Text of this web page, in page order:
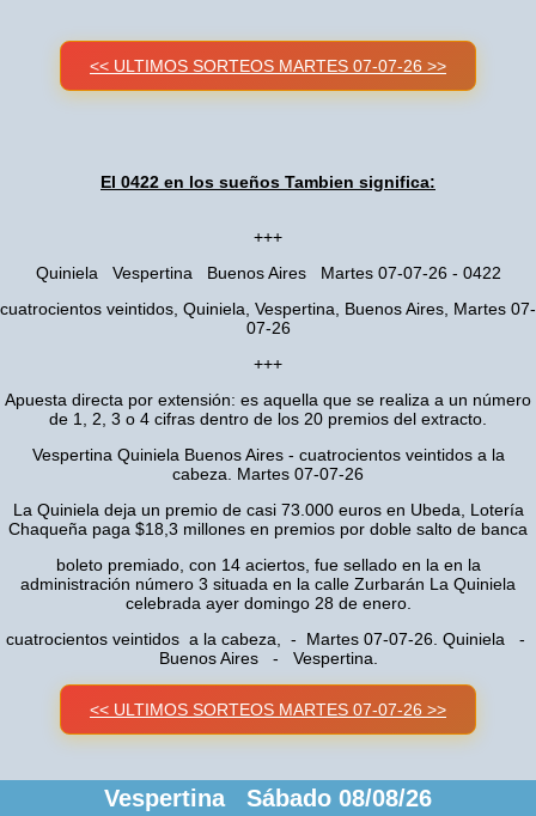
<< ULTIMOS SORTEOS MARTES 07-07-26 >>
El 0422 en los sueños Tambien significa:
+++
Quiniela Vespertina Buenos Aires Martes 07-07-26 - 0422
cuatrocientos veintidos, Quiniela, Vespertina, Buenos Aires, Martes 07-
07-26
+++
Apuesta directa por extensión: es aquella que se realiza a un número
de 1, 2, 3 o 4 cifras dentro de los 20 premios del extracto.
Vespertina Quiniela Buenos Aires - cuatrocientos veintidos a la
cabeza. Martes 07-07-26
La Quiniela deja un premio de casi 73.000 euros en Ubeda, Lotería
Chaqueña paga $18,3 millones en premios por doble salto de banca
boleto premiado, con 14 aciertos, fue sellado en la en la
administración número 3 situada en la calle Zurbarán La Quiniela
celebrada ayer domingo 28 de enero.
cuatrocientos veintidos a la cabeza, - Martes 07-07-26. Quiniela -
Buenos Aires - Vespertina.
<< ULTIMOS SORTEOS MARTES 07-07-26 >>
Vespertina Sábado 08/08/26